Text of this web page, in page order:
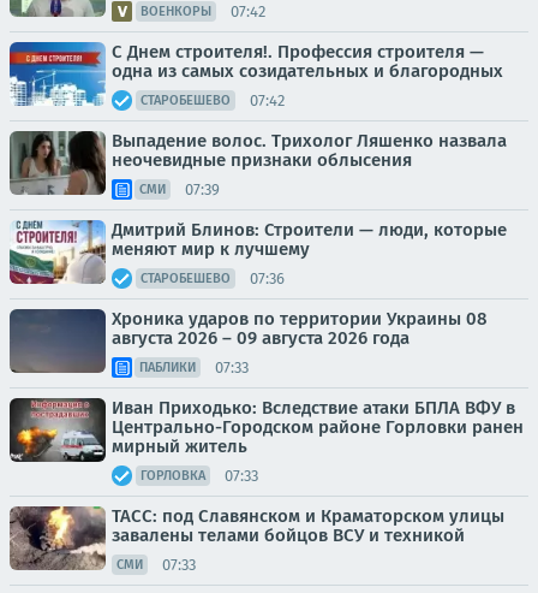
ВОЕНКОРЫ 07:42
С Днем строителя!. Профессия строителя —
одна из самых созидательных и благородных
СТАРОБЕШЕВО 07:42
Выпадение волос. Трихолог Ляшенко назвала
неочевидные признаки облысения
СМИ 07:39
Дмитрий Блинов: Строители — люди, которые
меняют мир к лучшему
СТАРОБЕШЕВО 07:36
Хроника ударов по территории Украины 08
августа 2026 – 09 августа 2026 года
ПАБЛИКИ 07:33
Иван Приходько: Вследствие атаки БПЛА ВФУ в
Центрально-Городском районе Горловки ранен
мирный житель
ГОРЛОВКА 07:33
ТАСС: под Славянском и Краматорском улицы
завалены телами бойцов ВСУ и техникой
СМИ 07:33